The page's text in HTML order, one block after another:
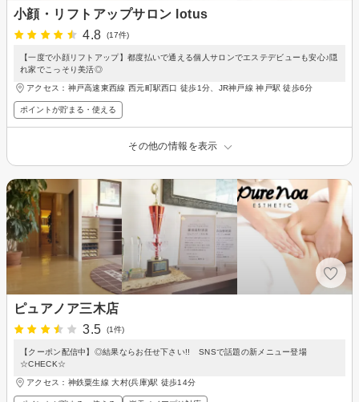
小顔・リフトアップサロン lotus
4.8
(17件)
【一度で小顔リフトアップ】都度払いで通える個人サロンでエステデビューも安心♪隠
れ家でこっそり美活◎
アクセス：神戸高速東西線 西元町駅西口 徒歩1分、JR神戸線 神戸駅 徒歩6分
ポイントが貯まる・使える
その他の情報を表示
ピュアノア三木店
3.5
(1件)
【クーポン配信中】◎結果ならお任せ下さい!! SNSで話題の新メニュー登場
☆CHECK☆
アクセス：神鉄粟生線 大村(兵庫)駅 徒歩14分